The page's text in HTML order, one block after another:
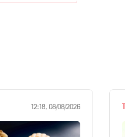
12:18, 08/08/2026